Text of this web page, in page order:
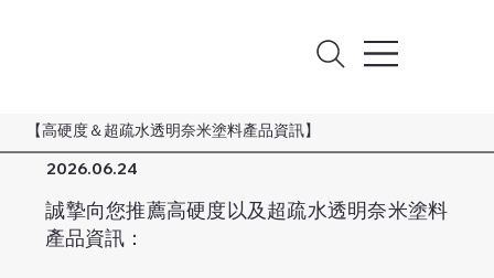
【高硬度＆超疏水透明奈米塗料產品資訊】
2026.06.24
誠摯向您推薦高硬度以及超疏水透明奈米塗料
產品資訊：